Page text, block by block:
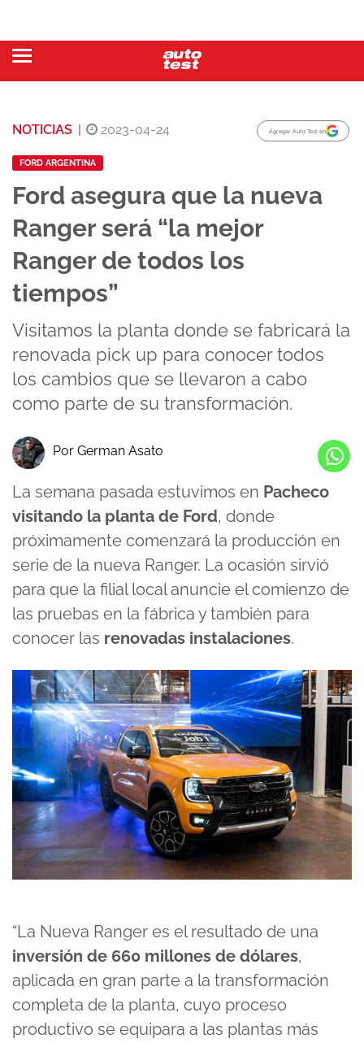
NOTICIAS | 2023-04-24 Agregar Auto Test en
FORD ARGENTINA
Ford asegura que la nueva
Ranger será “la mejor
Ranger de todos los
tiempos”
Visitamos la planta donde se fabricará la
renovada pick up para conocer todos
los cambios que se llevaron a cabo
como parte de su transformación.
Por German Asato
La semana pasada estuvimos en Pacheco
visitando la planta de Ford, donde
próximamente comenzará la producción en
serie de la nueva Ranger. La ocasión sirvió
para que la filial local anuncie el comienzo de
las pruebas en la fábrica y también para
conocer las renovadas instalaciones.
“La Nueva Ranger es el resultado de una
inversión de 660 millones de dólares,
aplicada en gran parte a la transformación
completa de la planta, cuyo proceso
productivo se equipara a las plantas más